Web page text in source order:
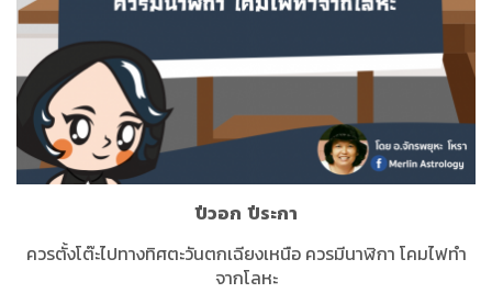
ปีวอก ปีระกา
ควรตั้งโต๊ะไปทางทิศตะวันตกเฉียงเหนือ ควรมีนาฬิกา โคมไฟทำ
จากโลหะ